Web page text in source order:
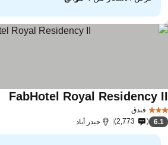
فندق
FabHotel Royal Residency
6.1
2,773 حيدر أباد